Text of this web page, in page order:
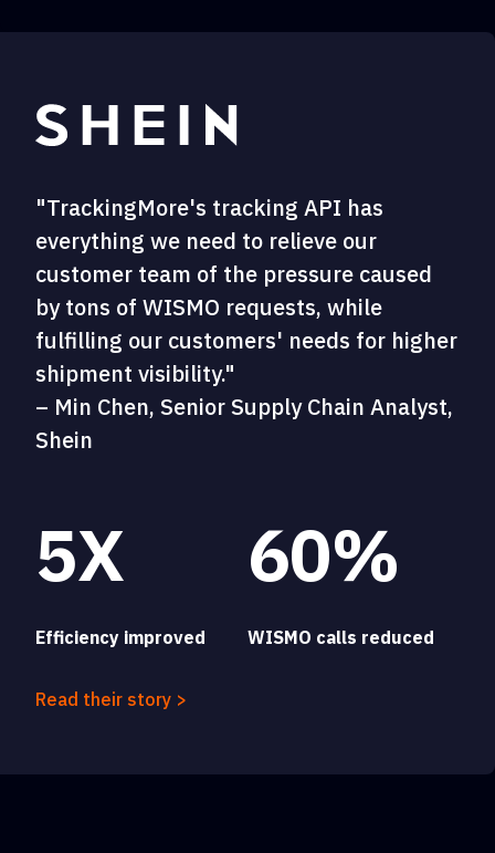
"TrackingMore's tracking API has
everything we need to relieve our
customer team of the pressure caused
by tons of WISMO requests, while
fulfilling our customers' needs for higher
shipment visibility."
– Min Chen, Senior Supply Chain Analyst,
Shein
5X
Efficiency improved
60%
WISMO calls reduced
Read their story >